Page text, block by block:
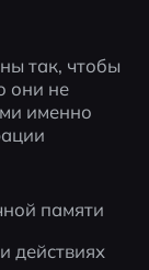
так, чтобы
они не
именно
памяти
действиях